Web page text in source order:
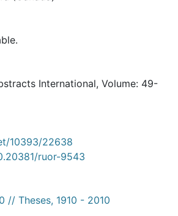
International, Volume: 49-
10393/22638
ruor-9543
// Theses, 1910 - 2010